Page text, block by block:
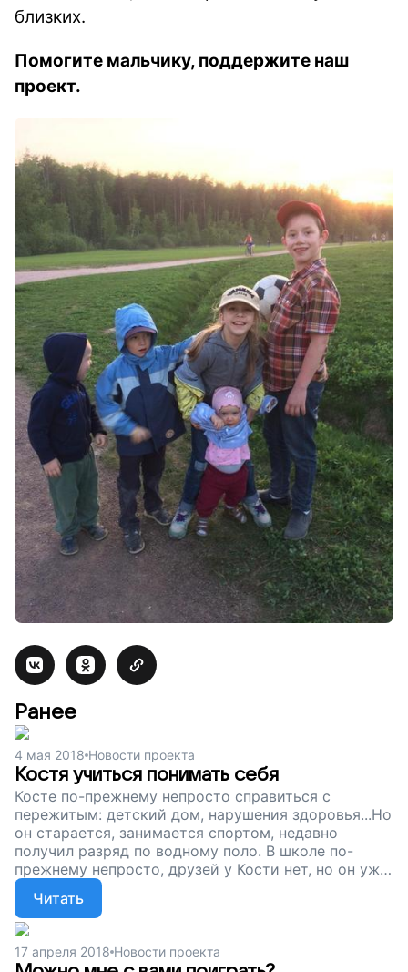
близких.
Помогите мальчику, поддержите наш
проект.
Ранее
4 мая 2018 Новости проекта
Костя учиться понимать себя
Косте по-прежнему непросто справиться с
пережитым: детский дом, нарушения здоровья...Но
он старается, занимается спортом, недавно
получил разряд по водному поло. В школе по-
прежнему непросто, друзей у Кости нет, но он уже
гораздо лучше контролирует себя и свои чувства.
Чтобы научить мальчика понимать и слушать себя,
мы собираем деньги на специальные занятия со
специалистом. Помогите Косте обрести себя,
справиться с травмой детского дома, с гневом,
Читать
17 апреля 2018 Новости проекта